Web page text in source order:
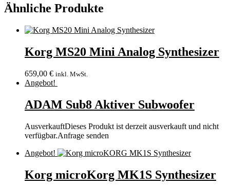
Ähnliche Produkte
Korg MS20 Mini Analog Synthesizer
659,00 € inkl. MwSt.
Angebot!
ADAM Sub8 Aktiver Subwoofer
AusverkauftDieses Produkt ist derzeit ausverkauft und nicht
verfügbar.Anfrage senden
Angebot!
Korg microKorg MK1S Synthesizer